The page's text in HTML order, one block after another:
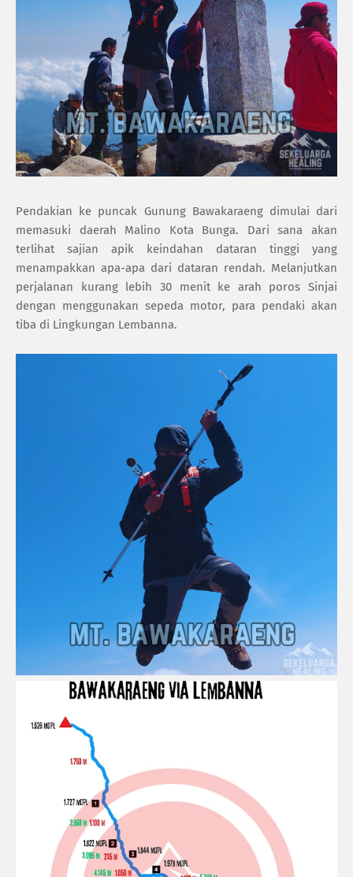
Pendakian ke puncak Gunung Bawakaraeng dimulai dari
memasuki daerah Malino Kota Bunga. Dari sana akan
terlihat sajian apik keindahan dataran tinggi yang
menampakkan apa-apa dari dataran rendah. Melanjutkan
perjalanan kurang lebih 30 menit ke arah poros Sinjai
dengan menggunakan sepeda motor, para pendaki akan
tiba di Lingkungan Lembanna.